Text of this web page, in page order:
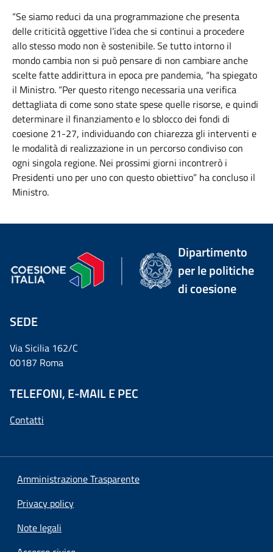
“Se siamo reduci da una programmazione che presenta
delle criticità oggettive l’idea che si continui a procedere
allo stesso modo non è sostenibile. Se tutto intorno il
mondo cambia non si può pensare di non cambiare anche
scelte fatte addirittura in epoca pre pandemia, “ha spiegato
il Ministro. “Per questo ritengo necessaria una verifica
dettagliata di come sono state spese quelle risorse, e quindi
determinare il finanziamento e lo sblocco dei fondi di
coesione 21-27, individuando con chiarezza gli interventi e
le modalità di realizzazione in un percorso condiviso con
ogni singola regione. Nei prossimi giorni incontrerò i
Presidenti uno per uno con questo obiettivo” ha concluso il
Ministro.
Dipartimento
per le politiche
di coesione
SEDE
Via Sicilia 162/C
00187 Roma
TELEFONI, E-MAIL E PEC
Contatti
Amministrazione Trasparente
Privacy policy
Note legali